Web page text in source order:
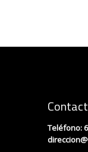
Teléfono:
direccion